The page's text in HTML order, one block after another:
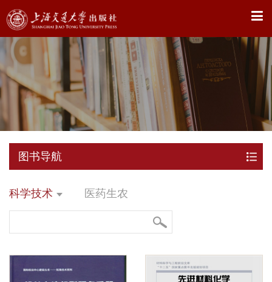
X
图书导航
科学技术 医药生农